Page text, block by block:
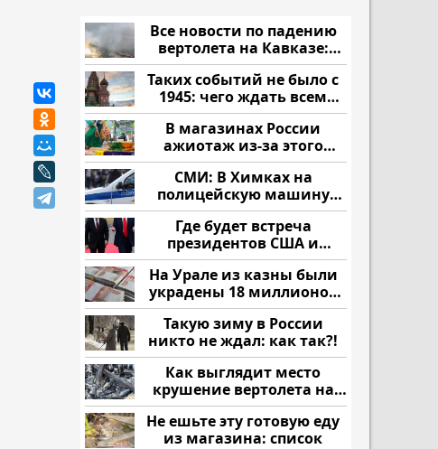
Все новости по падению
вертолета на Кавказе:
читать здесь
Таких событий не было с
1945: чего ждать всем
нам?
В магазинах России
ажиотаж из-за этого
продукта: что купить?
СМИ: В Химках на
полицейскую машину
напали и подожгли.
Где будет встреча
президентов США и
России: Европа?
На Урале из казны были
украдены 18 миллионов
рублей
Такую зиму в России
никто не ждал: как так?!
Как выглядит место
крушение вертолета на
Кавказе: смотреть
Не ешьте эту готовую еду
из магазина: список